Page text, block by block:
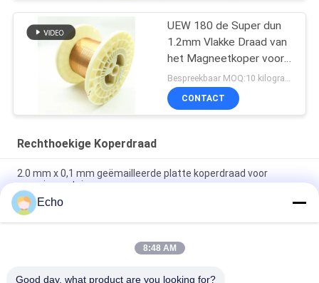
UEW 180 de Super dun
1.2mm Vlakke Draad van
het Magneetkoper voor
het Winden
CONTACT
Rechthoekige Koperdraad
2.0 mm x 0,1 mm geëmailleerde platte koperdraad voor
energievoertuigen
Super 1,8 mmx0,2 mm UL AIW Emaillebedekte koperen platte
draad voor motor
UEWH Superdunne 1,5 mmx0,1 mm rechthoekige
Echo
8:48 AM
Good day, what product are you looking for?